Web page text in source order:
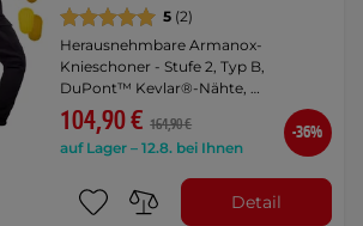
5 (2)
Herausnehmbare Armanox-
Knieschoner - Stufe 2, Typ B,
DuPont™ Kevlar®-Nähte, …
104,90 € 164,90 €
auf Lager – 12.8. bei Ihnen
-36%
Detail